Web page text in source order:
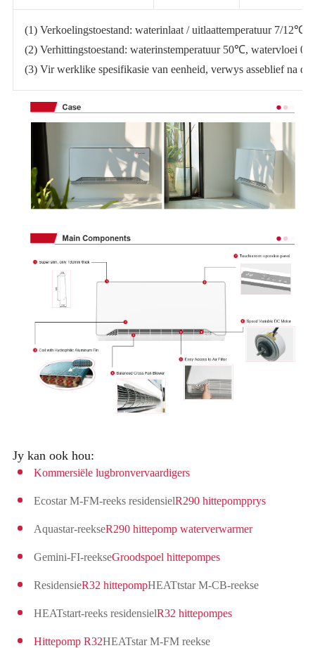
(1) Verkoelingstoestand: waterinlaat / uitlaattemperatuur 7/12℃,
(2) Verhittingstoestand: waterinstemperatuur 50℃, watervloei
(3) Vir werklike spesifikasie van eenheid, verwys asseblief na
Jy kan ook hou:
Kommersiële lugbronvervaardigers
Ecostar M-FM-reeks residensielR290 hittepompprys
Aquastar-reekseR290 hittepomp waterverwarmer
Gemini-FI-reekseGroodspoel hittepompes
ResidensieR32 hittepompHEATtstar M-CB-reekse
HEATstart-reeks residensielR32 hittepompes
Hittepomp R32HEATstar M-FM reekse